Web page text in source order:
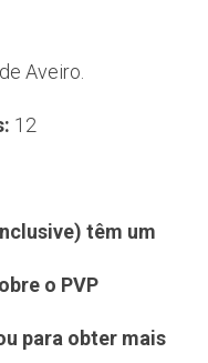
Aveiro.
12
têm um
o PVP
para obter mais